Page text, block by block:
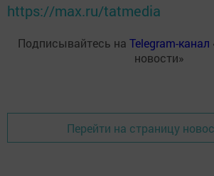
https://max.ru/tatmedia
Подписывайтесь на Telegram-канал
новости»
Перейти на страницу